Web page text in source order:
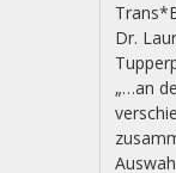
Dr.
„…an